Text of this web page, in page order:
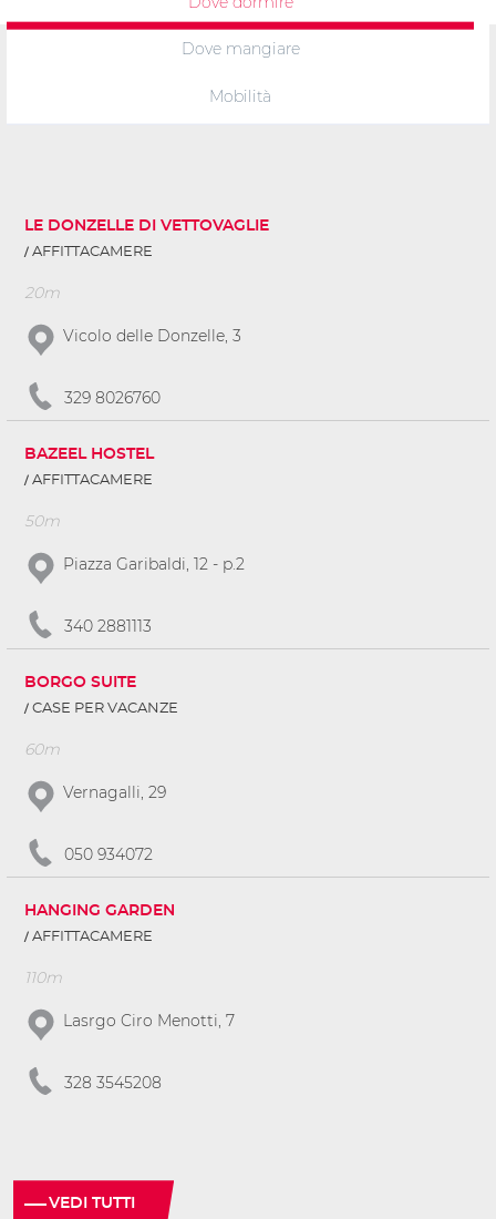
Dove mangiare
Mobilità
LE DONZELLE DI VETTOVAGLIE
AFFITTACAMERE
20m
Vicolo delle Donzelle, 3
329 8026760
BAZEEL HOSTEL
AFFITTACAMERE
50m
Piazza Garibaldi, 12 - p.2
340 2881113
BORGO SUITE
CASE PER VACANZE
60m
Vernagalli, 29
050 934072
HANGING GARDEN
AFFITTACAMERE
110m
Lasrgo Ciro Menotti, 7
328 3545208
VEDI TUTTI